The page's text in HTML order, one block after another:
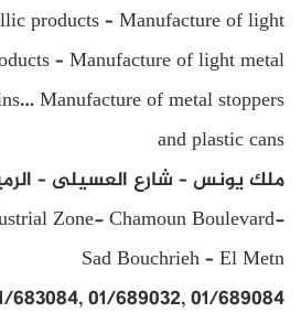
products – Manufacture of light
– Manufacture of light metal
Manufacture of metal stoppers
and plastic cans
ملك يونس – شارع العسيلى –
Zone- Chamoun Boulevard-
Sad Bouchrieh – El Metn
683084, 01/689032, 01/689084